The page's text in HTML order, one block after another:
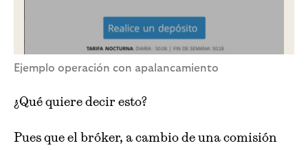
Ejemplo operación con apalancamiento
¿Qué quiere decir esto?
Pues que el bróker, a cambio de una comisión